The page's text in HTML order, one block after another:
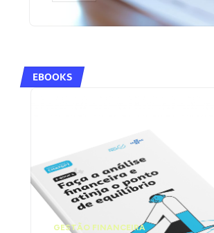
EBOOKS
GESTÃO FINANCEIRA